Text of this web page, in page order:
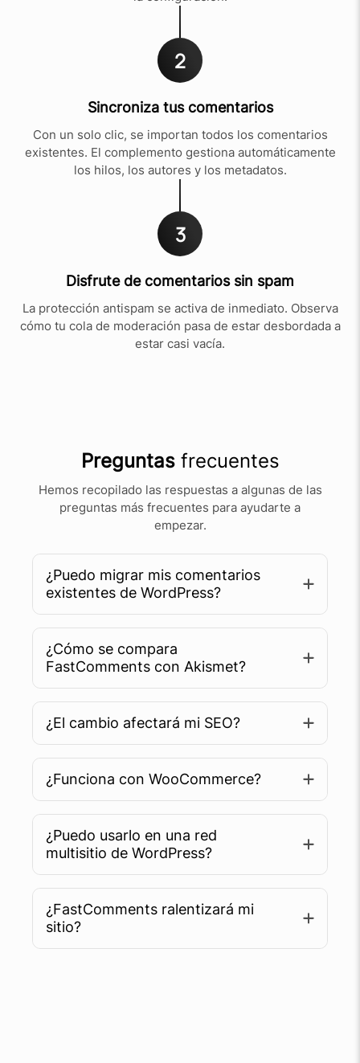
2
Sincroniza tus comentarios
Con un solo clic, se importan todos los comentarios
existentes. El complemento gestiona automáticamente
los hilos, los autores y los metadatos.
3
Disfrute de comentarios sin spam
La protección antispam se activa de inmediato. Observa
cómo tu cola de moderación pasa de estar desbordada a
estar casi vacía.
Preguntasfrecuentes
Hemos recopilado las respuestas a algunas de las
preguntas más frecuentes para ayudarte a
empezar.
¿Puedo migrar mis comentarios
existentes de WordPress?
¿Cómo se compara
FastComments con Akismet?
¿El cambio afectará mi SEO?
¿Funciona con WooCommerce?
¿Puedo usarlo en una red
multisitio de WordPress?
¿FastComments ralentizará mi
sitio?